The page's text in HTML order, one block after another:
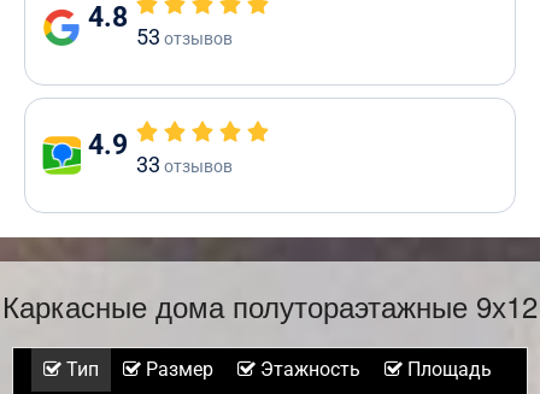
4.8
53 отзывов
4.9
33 отзывов
Каркасные дома полутораэтажные 9х12
Тип Размер Этажность
Площадь